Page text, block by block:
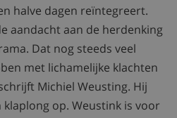
halve dagen reïntegreert.
aandacht aan de herdenking
Dat nog steeds veel
met lichamelijke klachten
Michiel Weusting. Hij
op. Weustink is voor